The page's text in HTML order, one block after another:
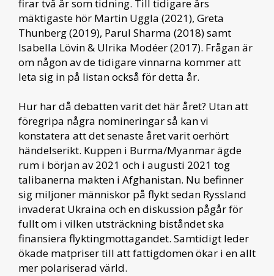
firar två år som tidning. Till tidigare års
mäktigaste hör Martin Uggla (2021), Greta
Thunberg (2019), Parul Sharma (2018) samt
Isabella Lövin & Ulrika Modéer (2017). Frågan är
om någon av de tidigare vinnarna kommer att
leta sig in på listan också för detta år.
Hur har då debatten varit det här året? Utan att
föregripa några nomineringar så kan vi
konstatera att det senaste året varit oerhört
händelserikt. Kuppen i Burma/Myanmar ägde
rum i början av 2021 och i augusti 2021 tog
talibanerna makten i Afghanistan. Nu befinner
sig miljoner människor på flykt sedan Ryssland
invaderat Ukraina och en diskussion pågår för
fullt om i vilken utsträckning biståndet ska
finansiera flyktingmottagandet. Samtidigt leder
ökade matpriser till att fattigdomen ökar i en allt
mer polariserad värld.